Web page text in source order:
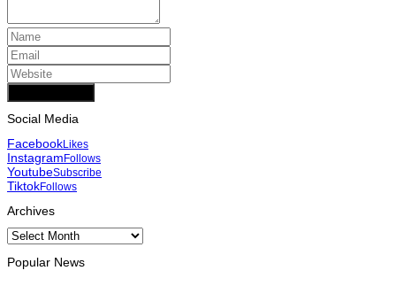
Social Media
FacebookLikes
InstagramFollows
YoutubeSubscribe
TiktokFollows
Archives
Archives
Popular News